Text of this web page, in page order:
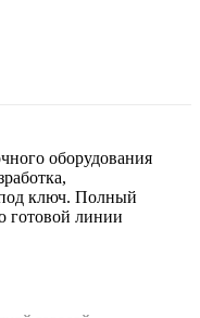
оборудования
ключ. Полный
готовой линии